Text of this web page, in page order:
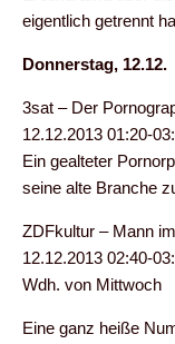
eigentlich getrennt
Donnerstag, 12.12.
3sat – Der
12.12.2013 01:20-
Ein gealteter
seine alte Branche
ZDFkultur – Mann
12.12.2013 02:40-
Wdh. von Mittwoch
Eine ganz heiße